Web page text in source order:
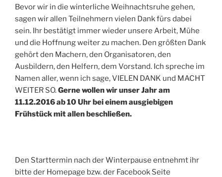
Bevor wir in die winterliche Weihnachtsruhe gehen,
sagen wir allen Teilnehmern vielen Dank fürs dabei
sein. Ihr bestätigt immer wieder unsere Arbeit, Mühe
und die Hoffnung weiter zu machen. Den größten Dank
gehört den Machern, den Organisatoren, den
Ausbildern, den Helfern, dem Vorstand. Ich spreche im
Namen aller, wenn ich sage, VIELEN DANK und MACHT
WEITER SO.Gerne wollen wir unser Jahr am
11.12.2016 ab 10 Uhr bei einem ausgiebigen
Frühstück mit allen beschließen.
Den Starttermin nach der Winterpause entnehmt ihr
bitte der Homepage bzw. der Facebook Seite